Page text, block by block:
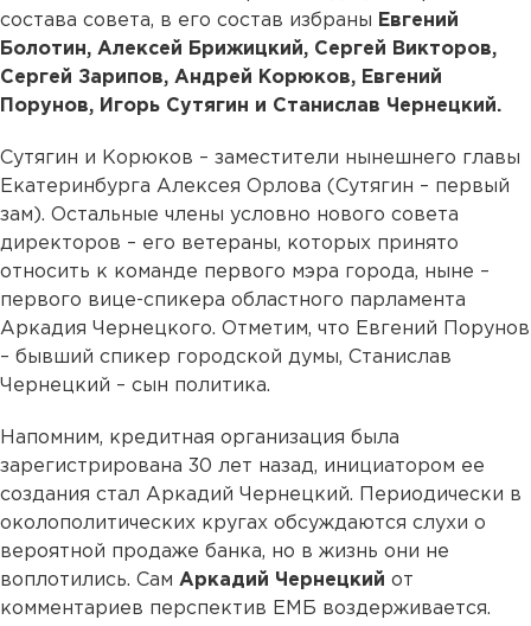
состава совета, в его состав избраны Евгений
Болотин, Алексей Брижицкий, Сергей Викторов,
Сергей Зарипов, Андрей Корюков, Евгений
Порунов, Игорь Сутягин и Станислав Чернецкий.
Сутягин и Корюков – заместители нынешнего главы
Екатеринбурга Алексея Орлова (Сутягин – первый
зам). Остальные члены условно нового совета
директоров – его ветераны, которых принято
относить к команде первого мэра города, ныне –
первого вице-спикера областного парламента
Аркадия Чернецкого. Отметим, что Евгений Порунов
– бывший спикер городской думы, Станислав
Чернецкий – сын политика.
Напомним, кредитная организация была
зарегистрирована 30 лет назад, инициатором ее
создания стал Аркадий Чернецкий. Периодически в
околополитических кругах обсуждаются слухи о
вероятной продаже банка, но в жизнь они не
воплотились. Сам Аркадий Чернецкий от
комментариев перспектив ЕМБ воздерживается.